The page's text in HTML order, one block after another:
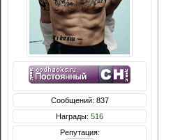
Сообщений: 837
Награды: 516
Репутация: